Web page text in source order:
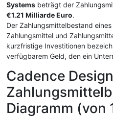
Systems beträgt der
€1.21 Milliarde Euro.
Der Zahlungsmittelbestand
Zahlungsmittel und
kurzfristige Investitionen
verfügbarem Geld, den ein
Cadence
Diagramm (von